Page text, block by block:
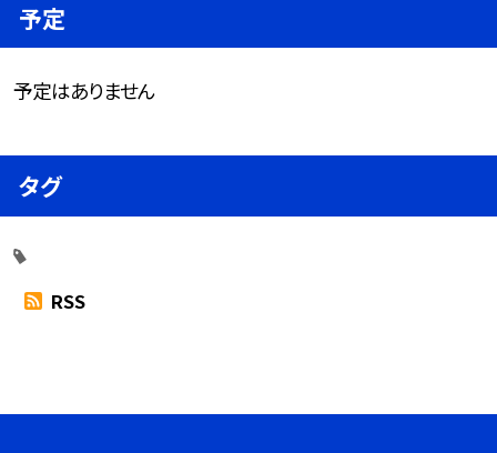
予定
予定はありません
タグ
RSS